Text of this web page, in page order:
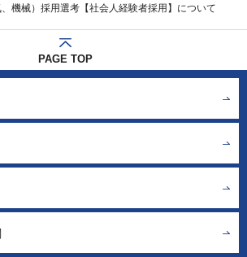
機械）採用選考【社会人経験者採用】について
PAGE TOP